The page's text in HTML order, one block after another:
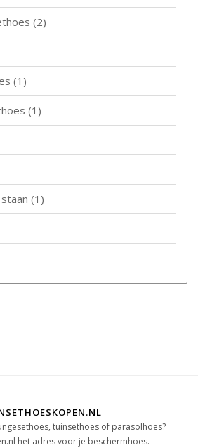
(2)
(1)
(1)
(1)
tuinsethoes of parasolhoes?
het adres voor je beschermhoes.